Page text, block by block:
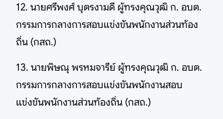
12. นายศรีพงศ์ บุตรงามดี ผู้ทรงคุณวุฒิ ก. อบต.
กรรมการกลางการสอบแข่งขันพนักงานส่วนท้อง
ถิ่น (กสถ.)
13. นายพิษณุ พรหมจารีย์ ผู้ทรงคุณวุฒิ ก. อบต.
กรรมการกลางการสอบแข่งขันพนักงานสอบ
แข่งขันพนักงานส่วนท้องถิ่น (กสถ.)